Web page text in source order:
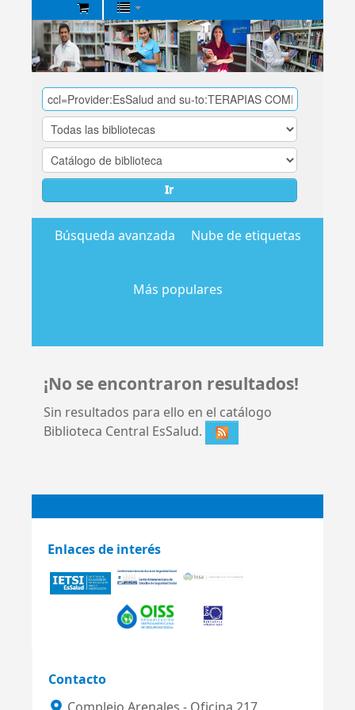
Biblioteca
Central
EsSalud
Ir
Búsqueda avanzada Nube de etiquetas
Más populares
¡No se encontraron resultados!
Sin resultados para ello en el catálogo
Biblioteca Central EsSalud.
Enlaces de interés
Contacto